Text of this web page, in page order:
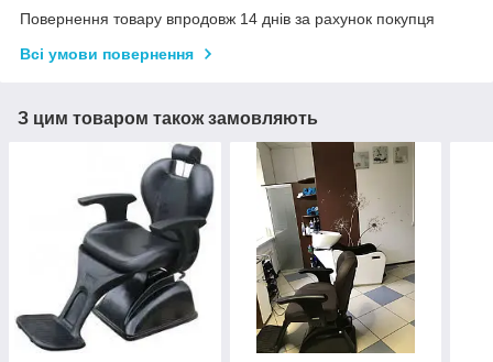
Повернення товару впродовж 14 днів за рахунок покупця
Всі умови повернення
З цим товаром також замовляють